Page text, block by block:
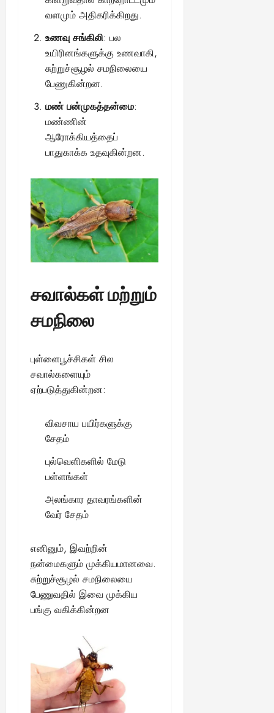
வளமும் அதிகரிக்கிறது.
உணவு சங்கிலி: பல
உயிரினங்களுக்கு உணவாகி,
சுற்றுச்சூழல் சமநிலையை
பேணுகின்றன.
மண் பன்முகத்தன்மை:
மண்ணின்
ஆரோக்கியத்தைப்
பாதுகாக்க உதவுகின்றன.
சவால்கள் மற்றும்
சமநிலை
புள்ளைபூச்சிகள் சில
சவால்களையும்
ஏற்படுத்துகின்றன:
விவசாய பயிர்களுக்கு
சேதம்
புல்வெளிகளில் மேடு
பள்ளங்கள்
அலங்கார தாவரங்களின்
வேர் சேதம்
எனினும், இவற்றின்
நன்மைகளும் முக்கியமானவை.
சுற்றுச்சூழல் சமநிலையை
பேணுவதில் இவை முக்கிய
பங்கு வகிக்கின்றன